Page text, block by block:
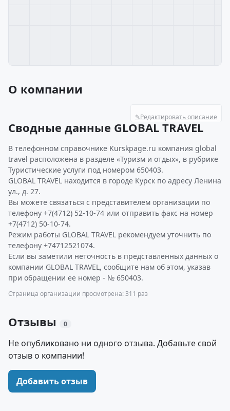
О компании
✎Редактировать описание
Сводные данные GLOBAL TRAVEL
В телефонном справочнике Kurskpage.ru компания global
travel расположена в разделе «Туризм и отдых», в рубрике
Туристические услуги под номером 650403.
GLOBAL TRAVEL находится в городе Курск по адресу Ленина
ул., д. 27.
Вы можете связаться с представителем организации по
телефону +7(4712) 52-10-74 или отправить факс на номер
+7(4712) 50-10-74.
Режим работы GLOBAL TRAVEL рекомендуем уточнить по
телефону +74712521074.
Если вы заметили неточность в представленных данных о
компании GLOBAL TRAVEL, сообщите нам об этом, указав
при обращении ее номер - № 650403.
Страница организации просмотрена: 311 раз
Отзывы 0
Не опубликовано ни одного отзыва. Добавьте свой
отзыв о компании!
Добавить отзыв